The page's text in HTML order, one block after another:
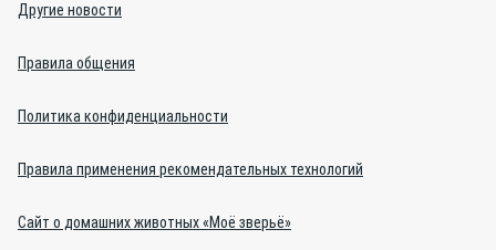
Другие новости
Правила общения
Политика конфиденциальности
Правила применения рекомендательных технологий
Сайт о домашних животных «Моё зверьё»